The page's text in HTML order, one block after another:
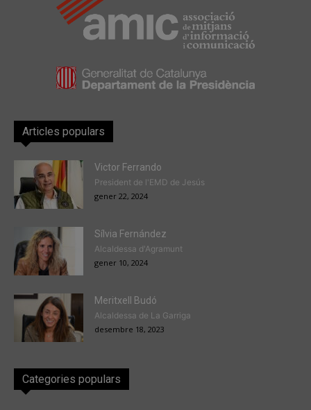
Articles populars
Victor Ferrando
President de l'EMD de Jesús
gener 22, 2024
Sílvia Fernández
Alcaldessa d'Agramunt
gener 10, 2024
Meritxell Budó
Alcaldessa de La Garriga
desembre 18, 2023
Categories populars